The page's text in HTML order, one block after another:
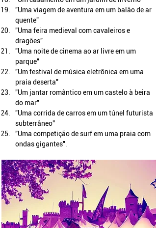
"Uma viagem de aventura em um balão de ar
quente"
"Uma feira medieval com cavaleiros e
dragões"
"Uma noite de cinema ao ar livre em um
parque"
"Um festival de música eletrônica em uma
praia deserta"
"Um jantar romântico em um castelo à beira
do mar"
"Uma corrida de carros em um túnel futurista
subterrâneo"
"Uma competição de surf em uma praia com
ondas gigantes".